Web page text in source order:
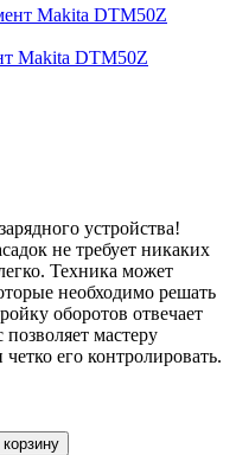
Makita DTM50Z
устройства!
не требует никаких
Техника может
необходимо решать
оборотов отвечает
мастеру
его контролировать.